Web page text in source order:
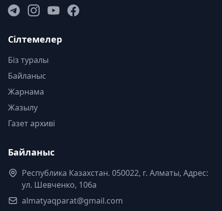
Сілтемелер
Біз туралы
Байланыс
Жарнама
Жазылу
Газет архиві
Байланыс
Республика Казахстан. 050022, г. Алматы, Адрес:
ул. Шевченко, 106а
almatyaqparat@gmail.com